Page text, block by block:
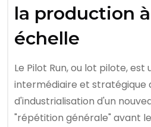
la production
échelle
Le Pilot Run, ou lot pilote, est
intermédiaire et stratégique
d'industrialisation d'un
"répétition générale" avant